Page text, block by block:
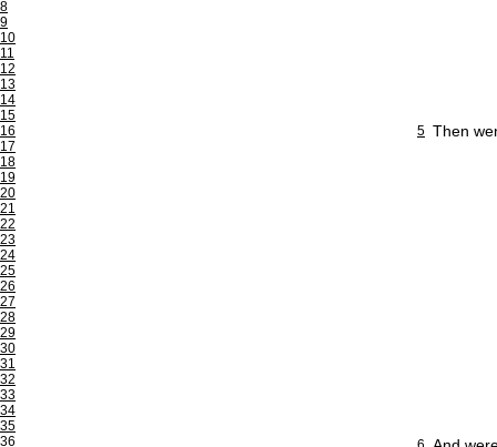
8
9
10
11
12
13
14
15
16
17
18
19
20
21
22
23
24
25
26
27
28
29
30
31
32
33
34
35
36
5 Then